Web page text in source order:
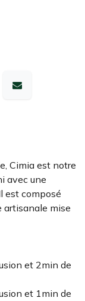
Cimia est notre
avec une
est composé
artisanale mise
et 2min de
et 1min de